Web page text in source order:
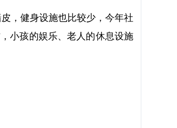
，健身设施也比较少，今年社
小孩的娱乐、老人的休息设施